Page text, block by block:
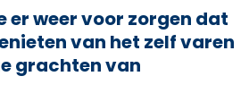
er weer voor zorgen dat
van het zelf varen
grachten van